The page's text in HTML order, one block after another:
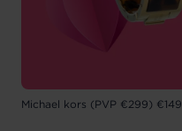
Michael kors (PVP €299) €149